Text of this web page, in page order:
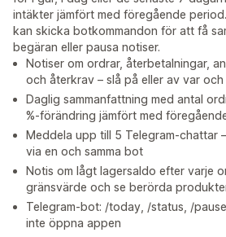
intäkter jämfört med föregående
kan skicka botkommandon för att få
begäran eller pausa notiser.
Notiser om ordrar, återbetalningar,
och återkrav – slå på eller av var och
Daglig sammanfattning med antal
%-förändring jämfört med
Meddela upp till 5 Telegram-chattar
via en och samma bot
Notis om lågt lagersaldo efter varje
gränsvärde och se berörda
Telegram-bot: /today, /status, /
inte öppna appen